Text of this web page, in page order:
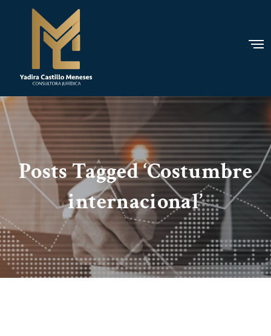
Posts Tagged ‘Costumbre
internacional’